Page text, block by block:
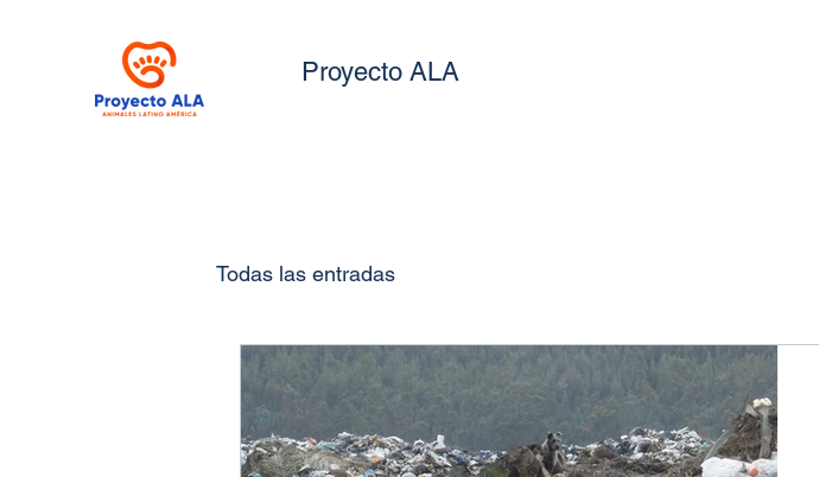
Proyecto ALA
Todas las entradas